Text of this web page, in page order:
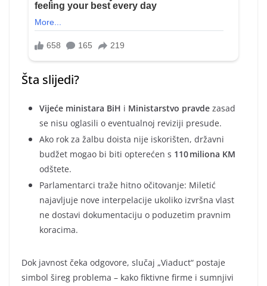
Šta slijedi?
Vijeće ministara BiH i Ministarstvo pravde zasad
se nisu oglasili o eventualnoj reviziji presude.
Ako rok za žalbu doista nije iskorišten, državni
budžet mogao bi biti opterećen s 110 miliona KM
odštete.
Parlamentarci traže hitno očitovanje: Miletić
najavljuje nove interpelacije ukoliko izvršna vlast
ne dostavi dokumentaciju o poduzetim pravnim
koracima.
Dok javnost čeka odgovore, slučaj „Viaduct“ postaje
simbol šireg problema – kako fiktivne firme i sumnjivi